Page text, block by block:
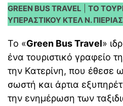
GREEN BUS TRAVEL
ΤΟ
ΥΠΕΡΑΣΤΙΚΟΥ ΚΤΕΛ Ν.
Το «Green Bus Travel»
ένα τουριστικό γραφείο
την Κατερίνη, που έθεσε
σωστή και άρτια
την ενημέρωση των